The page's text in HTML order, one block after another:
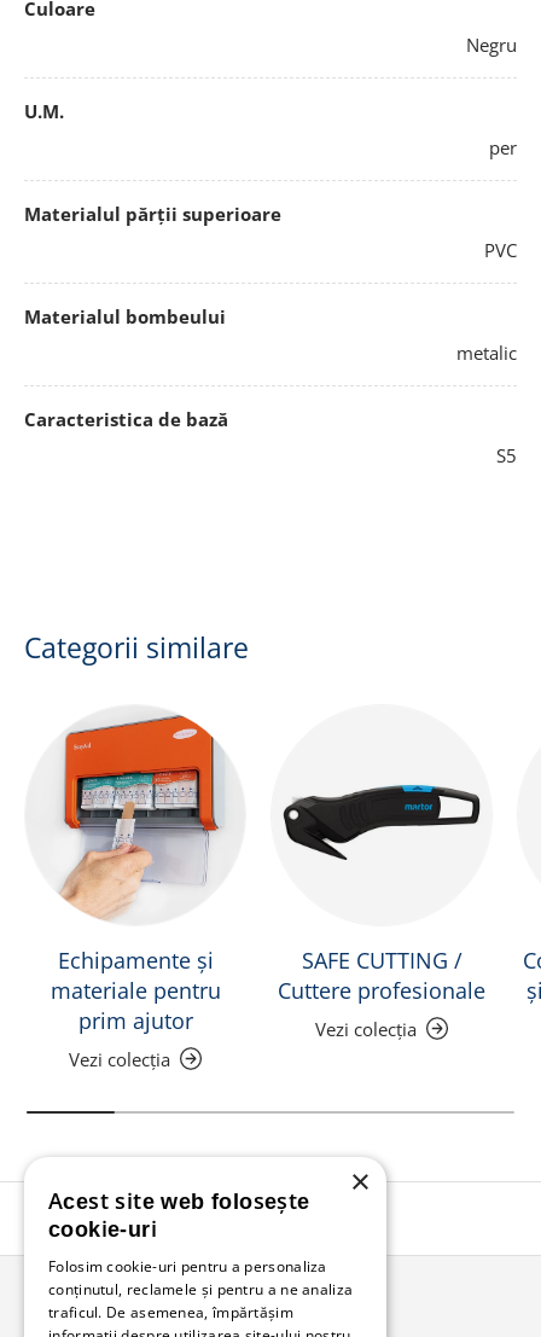
Culoare
Negru
U.M.
per
Materialul părții superioare
PVC
Materialul bombeului
metalic
Caracteristica de bază
S5
Categorii similare
Echipamente și
materiale pentru
prim ajutor
Vezi colecția
SAFE CUTTING /
Cuttere profesionale
Vezi colecția
Înapoi în sus
Bunzl Romania
×
Acest site web folosește
cookie-uri
Folosim cookie-uri pentru a personaliza
conținutul, reclamele și pentru a ne analiza
traficul. De asemenea, împărtășim